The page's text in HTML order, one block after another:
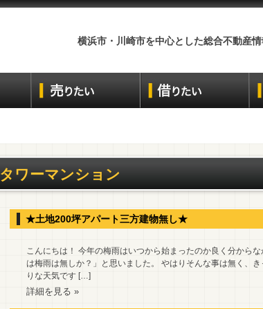
横浜市・川崎市を中心とした総合不動産情
タワーマンション
★土地200坪アパート三方建物無し★
こんにちは！ 今年の梅雨はいつから始まったのか良く分から
は梅雨は無しか？」と思いました。 やはりそんな事は無く、
りな天気です […]
詳細を見る »